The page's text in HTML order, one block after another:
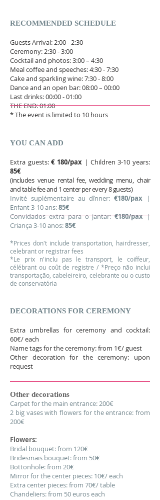
RECOMMENDED SCHEDULE
Guests Arrival: 2:00 - 2:30
Ceremony: 2:30 - 3:00
Cocktail and photos: 3:00 – 4:30
Meal coffee and speeches: 4:30 - 7:30
Cake and sparkling wine: 7:30 - 8:00
Dance and an open bar: 08:00 – 00:00
Last drinks: 00:00 - 01:00
THE END: 01:00​
* The event is limited to 10 hours
YOU CAN ADD
Extra guests:€ 180/pax | Children 3-10 years:
85€
(includes venue rental fee, wedding menu, chair
and table fee and 1 center per every 8 guests)
Invité suplémentaire au dînner:€180/pax |
Enfant 3-10 ans:85€
Convidados extra para o jantar:€180/pax|
Criança 3-10 anos:85€
*Prices don't include transportation, hairdresser,
celebrant or registrar fees
*Le prix n'inclu pas le transport, le coiffeur,
célébrant ou coût de registre / *Preço não inclui
transportação, cabeleireiro, celebrante ou o custo
de conservatória
DECORATIONS FOR CEREMONY
Extra umbrellas for ceremony and cocktail:
60€/ each
Name tags for the ceremony: from 1€/ guest
Other decoration for the ceremony: upon
request
Other decorations
Carpet for the main entrance: 200€
2 big vases with flowers for the entrance: from
200€
Flowers:
Bridal bouquet: from 120€
Bridesmais bouquet: from 50€
Bottonhole: from 20€
Mirror for the center pieces: 10€/ each
Extra center pieces: from 70€/ table
Chandeliers: from 50 euros each